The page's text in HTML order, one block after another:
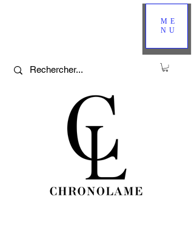
ME
NU